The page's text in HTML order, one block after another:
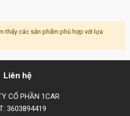
thấy các sản phẩm phù hợp với lựa
Liên hệ
CỔ PHẦN 1CAR
3603894419